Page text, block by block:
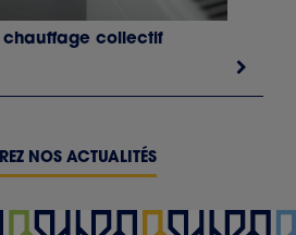
chauffage collectif
NOS ACTUALITÉS